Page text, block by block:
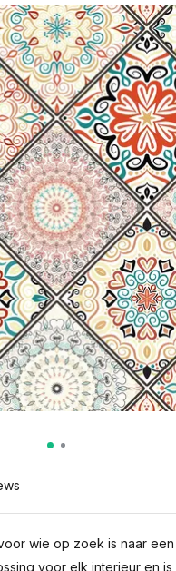
wie op zoek is naar een
voor elk interieur en